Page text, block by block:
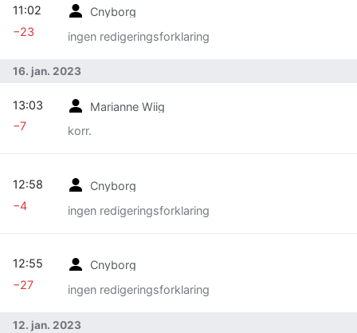
Cnyborg
ingen redigeringsforklaring
11:02
−23
16. jan. 2023
Marianne Wiig
korr.
13:03
−7
Cnyborg
ingen redigeringsforklaring
12:58
−4
Cnyborg
ingen redigeringsforklaring
12:55
−27
12. jan. 2023